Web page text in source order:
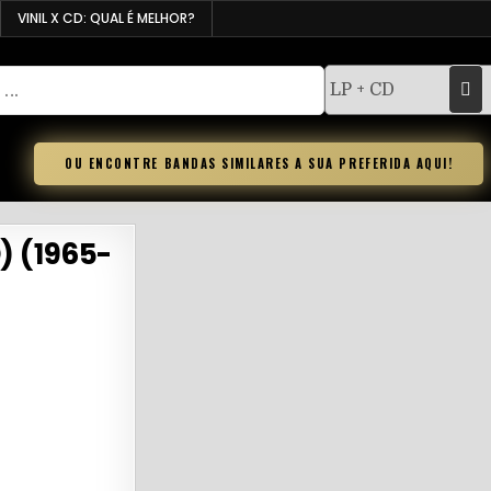
VINIL X CD: QUAL É MELHOR?
OU ENCONTRE BANDAS SIMILARES A SUA PREFERIDA AQUI!
(1965-